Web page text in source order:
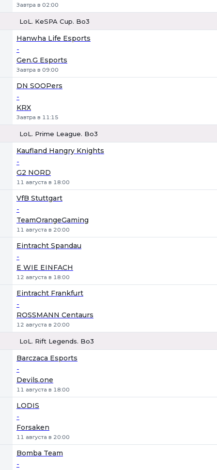
Завтра в 02:00
LoL. KeSPA Cup. Bo3
Hanwha Life Esports
-
Gen.G Esports
Завтра в 09:00
DN SOOPers
-
KRX
Завтра в 11:15
LoL. Prime League. Bo3
Kaufland Hangry Knights
-
G2 NORD
11 августа в 18:00
VfB Stuttgart
-
TeamOrangeGaming
11 августа в 20:00
Eintracht Spandau
-
E WIE EINFACH
12 августа в 18:00
Eintracht Frankfurt
-
ROSSMANN Centaurs
12 августа в 20:00
LoL. Rift Legends. Bo3
Barczaca Esports
-
Devils.one
11 августа в 18:00
LODIS
-
Forsaken
11 августа в 20:00
Bomba Team
-